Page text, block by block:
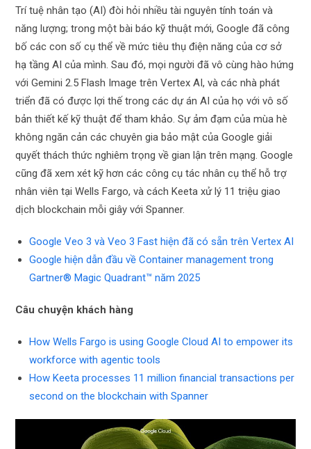
Trí tuệ nhân tạo (AI) đòi hỏi nhiều tài nguyên tính toán và
năng lượng; trong một bài báo kỹ thuật mới, Google đã công
bố các con số cụ thể về mức tiêu thụ điện năng của cơ sở
hạ tầng AI của mình. Sau đó, mọi người đã vô cùng hào hứng
với Gemini 2.5 Flash Image trên Vertex AI, và các nhà phát
triển đã có được lợi thế trong các dự án AI của họ với vô số
bản thiết kế kỹ thuật để tham khảo. Sự ảm đạm của mùa hè
không ngăn cản các chuyên gia bảo mật của Google giải
quyết thách thức nghiêm trọng về gian lận trên mạng. Google
cũng đã xem xét kỹ hơn các công cụ tác nhân cụ thể hỗ trợ
nhân viên tại Wells Fargo, và cách Keeta xử lý 11 triệu giao
dịch blockchain mỗi giây với Spanner.
Google Veo 3 và Veo 3 Fast hiện đã có sẵn trên Vertex AI
Google hiện dẫn đầu về Container management trong
Gartner® Magic Quadrant™ năm 2025
Câu chuyện khách hàng
How Wells Fargo is using Google Cloud AI to empower its
workforce with agentic tools
How Keeta processes 11 million financial transactions per
second on the blockchain with Spanner